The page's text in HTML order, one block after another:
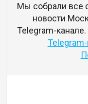
Мы собрали все
новости
Telegram-